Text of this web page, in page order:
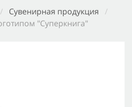
/ Сувенирная продукция /
"Суперкнига"